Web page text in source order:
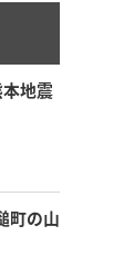
地震
町の山